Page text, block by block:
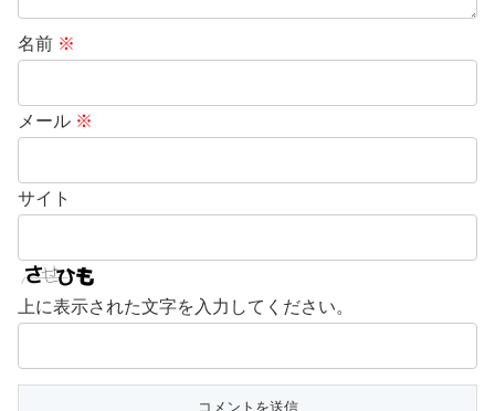
名前 ※
メール ※
サイト
上に表示された文字を入力してください。